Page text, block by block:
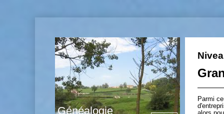
Généalogie
Parmi